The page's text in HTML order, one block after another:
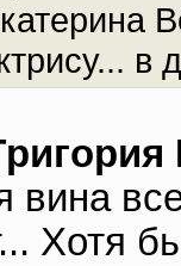
в
вина
Хотя